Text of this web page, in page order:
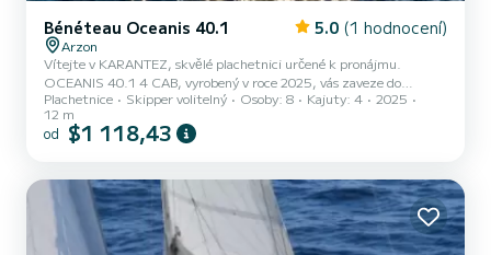
Bénéteau Oceanis 40.1 5.0 (1 hodnocení)
Arzon
Vítejte v KARANTEZ, skvělé plachetnici určené k pronájmu.
OCEANIS 40.1 4 CAB, vyrobený v roce 2025, vás zaveze do
nejkrásnějších kotvišť v Arzonu. Loď má 4 komfortní kajuty a
kapacitu lodi 10 osob. S celkovou délkou 12 metrů bude vaším
nejlepším spojencem pro strávení nevšední dovolené na vodě v okolí
získat cenovou nabídku“, nabídne vám nejlepší nabídku odborník
SamBoa...
Plachetnice Skipper volitelný Osoby: 8 Kajuty: 4
2025
12 m
od $1 118,43